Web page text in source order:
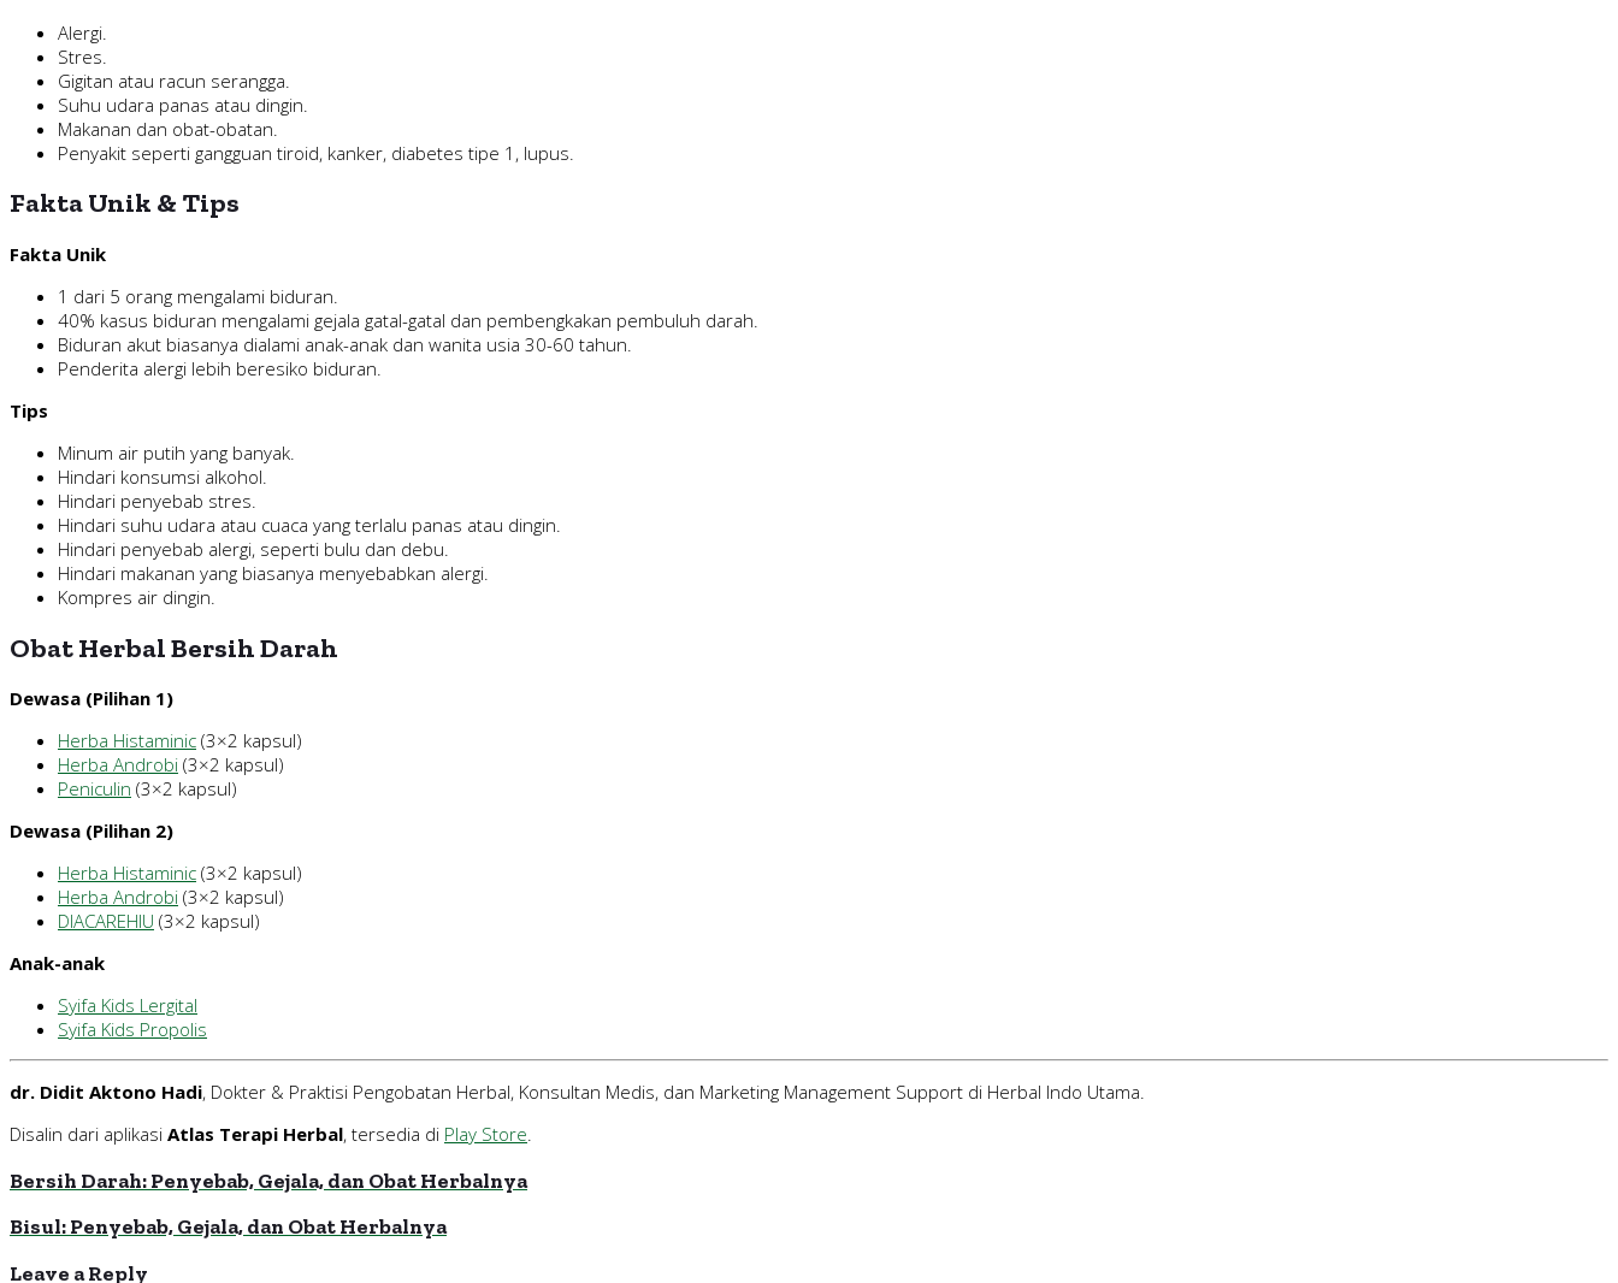
Alergi.
Stres.
Gigitan atau racun serangga.
Suhu udara panas atau dingin.
Makanan dan obat-obatan.
Penyakit seperti gangguan tiroid, kanker, diabetes tipe 1, lupus.
Fakta Unik & Tips
Fakta Unik
1 dari 5 orang mengalami biduran.
40% kasus biduran mengalami gejala gatal-gatal dan pembengkakan pembuluh darah.
Biduran akut biasanya dialami anak-anak dan wanita usia 30-60 tahun.
Penderita alergi lebih beresiko biduran.
Tips
Minum air putih yang banyak.
Hindari konsumsi alkohol.
Hindari penyebab stres.
Hindari suhu udara atau cuaca yang terlalu panas atau dingin.
Hindari penyebab alergi, seperti bulu dan debu.
Hindari makanan yang biasanya menyebabkan alergi.
Kompres air dingin.
Obat Herbal Bersih Darah
Dewasa (Pilihan 1)
Herba Histaminic (3×2 kapsul)
Herba Androbi (3×2 kapsul)
Peniculin (3×2 kapsul)
Dewasa (Pilihan 2)
Herba Histaminic (3×2 kapsul)
Herba Androbi (3×2 kapsul)
DIACAREHIU (3×2 kapsul)
Anak-anak
Syifa Kids Lergital
Syifa Kids Propolis
dr. Didit Aktono Hadi, Dokter & Praktisi Pengobatan Herbal, Konsultan Medis, dan Marketing Management Support di Herbal Indo Utama.
Disalin dari aplikasi Atlas Terapi Herbal, tersedia di Play Store.
Bersih Darah: Penyebab, Gejala, dan Obat Herbalnya
Bisul: Penyebab, Gejala, dan Obat Herbalnya
Leave a Reply